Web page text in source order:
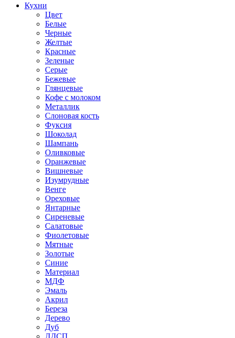
Кухни
Цвет
Белые
Черные
Желтые
Красные
Зеленые
Серые
Бежевые
Глянцевые
Кофе с молоком
Металлик
Слоновая кость
Фуксия
Шоколад
Шампань
Оливковые
Оранжевые
Вишневые
Изумрудные
Венге
Ореховые
Янтарные
Сиреневые
Салатовые
Фиолетовые
Мятные
Золотые
Синие
Материал
МДФ
Эмаль
Акрил
Береза
Дерево
Дуб
ЛДСП